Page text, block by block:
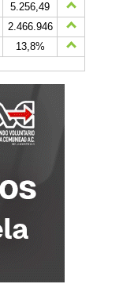
5.256,49
2.466.946
13,8%